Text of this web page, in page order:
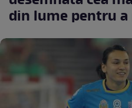
din lume pentru a